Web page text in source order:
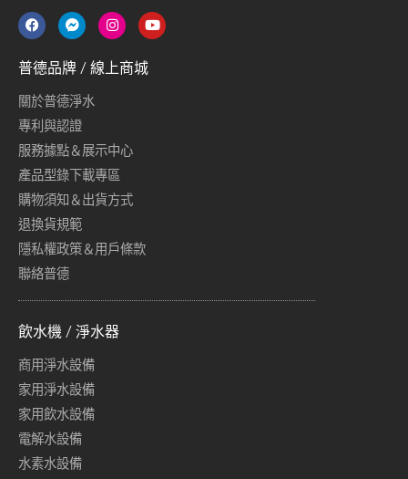
普德品牌 / 線上商城
關於普德淨水
專利與認證
服務據點＆展示中心
產品型錄下載專區
購物須知＆出貨方式
退換貨規範
隱私權政策＆用戶條款
聯絡普德
飲水機 / 淨水器
商用淨水設備
家用淨水設備
家用飲水設備
電解水設備
水素水設備